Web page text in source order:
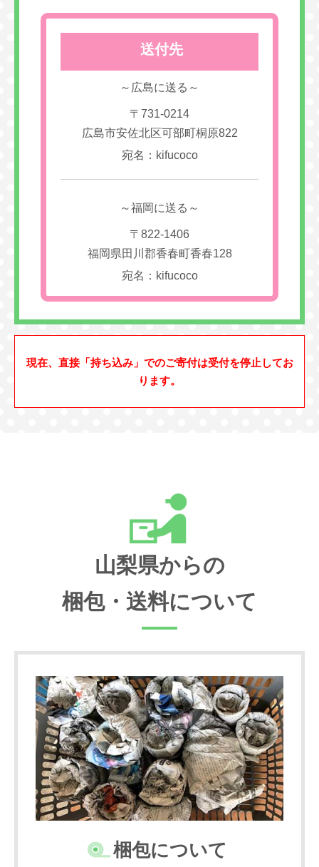
送付先
～広島に送る～
〒731-0214
広島市安佐北区可部町桐原822
宛名：kifucoco
～福岡に送る～
〒822-1406
福岡県田川郡香春町香春128
宛名：kifucoco
現在、直接「持ち込み」でのご寄付は受付を停止してお
ります。
山梨県からの
梱包・送料について
梱包について